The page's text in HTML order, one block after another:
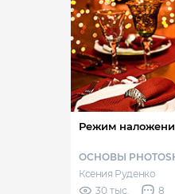
Режим
ОСНОВЫ
Ксения Руденко
30 тыс.
8